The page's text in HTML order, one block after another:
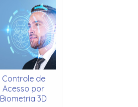
Controle de
Acesso por
Biometria 3D